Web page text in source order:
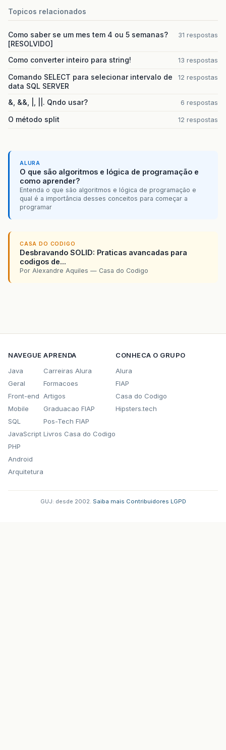
Topicos relacionados
Como saber se um mes tem 4 ou 5 semanas?
[RESOLVIDO]
31 respostas
Como converter inteiro para string! 13 respostas
Comando SELECT para selecionar intervalo de
data SQL SERVER
12 respostas
&, &&, |, ||. Qndo usar? 6 respostas
O método split 12 respostas
ALURA
O que são algoritmos e lógica de programação e
como aprender?
Entenda o que são algoritmos e lógica de programação e
qual é a importância desses conceitos para começar a
programar
CASA DO CODIGO
Desbravando SOLID: Praticas avancadas para
codigos de...
Por Alexandre Aquiles — Casa do Codigo
NAVEGUE
Java
Geral
Front-end
Mobile
SQL
JavaScript
PHP
Android
Arquitetura
APRENDA
Carreiras Alura
Formacoes
Artigos
Graduacao FIAP
Pos-Tech FIAP
Livros Casa do Codigo
CONHECA O GRUPO
Alura
FIAP
Casa do Codigo
Hipsters.tech
GUJ: desde 2002. Saiba mais Contribuidores LGPD